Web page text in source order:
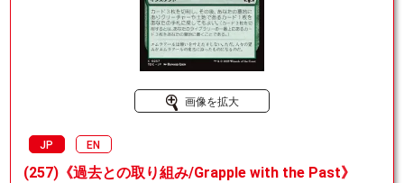
画像を拡大
JP EN
(257)《過去との取り組み/Grapple with the Past》